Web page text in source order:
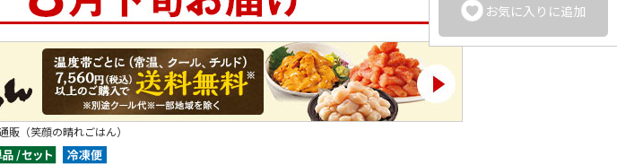
お気に入りに追加
販（笑顔の晴れごはん）